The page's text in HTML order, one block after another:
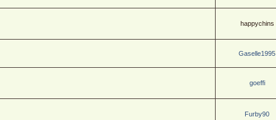
happychins
Gaselle1995
goeffi
Furby90